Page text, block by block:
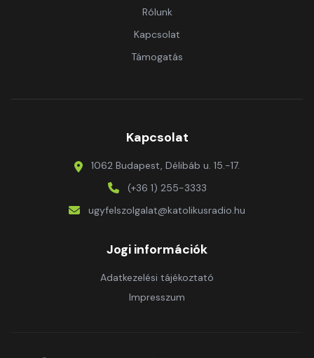
Rólunk
Kapcsolat
Támogatás
Kapcsolat
1062 Budapest, Délibáb u. 15.-17.
(+36 1) 255-3333
ugyfelszolgalat@katolikusradio.hu
Jogi információk
Adatkezelési tájékoztató
Impresszum